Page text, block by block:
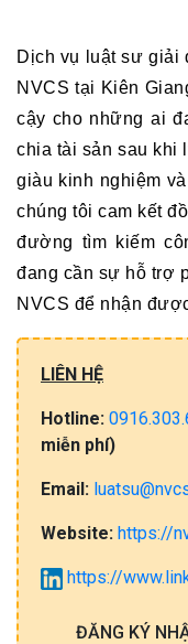
Dịch vụ luật sư giải
NVCS tại Kiên
cậy cho những ai
chia tài sản sau khi
giàu kinh nghiệm
chúng tôi cam kết
đường tìm kiếm
đang cần sự hỗ trợ
NVCS để nhận
LIÊN HỆ
Hotline:
miễn​ phí)
Email:
Website: https://
https://
ĐĂNG KÝ